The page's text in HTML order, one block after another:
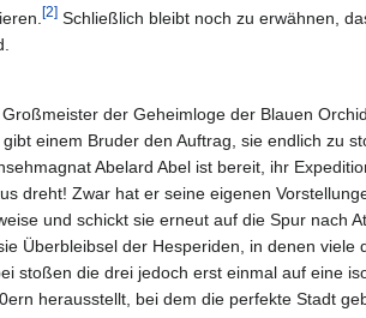
[2] Schließlich bleibt noch zu erwähnen,
Großmeister der Geheimloge der Blauen
gibt einem Bruder den Auftrag, sie endlich zu
Abelard Abel ist bereit, ihr
dreht! Zwar hat er seine eigenen
und schickt sie erneut auf die Spur nach
Überbleibsel der Hesperiden, in denen viele
stoßen die drei jedoch erst einmal auf eine
herausstellt, bei dem die perfekte Stadt